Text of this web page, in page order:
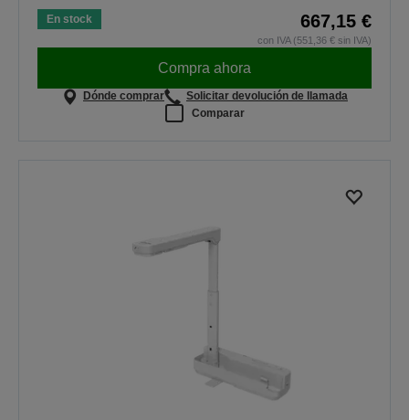
En stock 667,15 €
con IVA (551,36 € sin IVA)
Compra ahora
Dónde comprar
Solicitar devolución de llamada
Comparar